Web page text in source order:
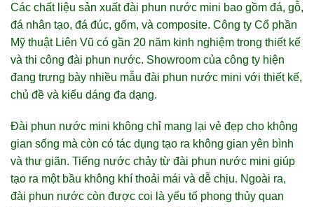
Các chất liệu sản xuất đài phun nước mini bao gồm đá, gỗ,
đá nhân tạo, đá đúc, gốm, và composite. Công ty Cổ phần
Mỹ thuật Liên Vũ có gần 20 năm kinh nghiệm trong thiết kế
và thi công đài phun nước. Showroom của công ty hiện
đang trưng bày nhiều mẫu đài phun nước mini với thiết kế,
chủ đề và kiểu dáng đa dạng.
Đài phun nước mini không chỉ mang lại vẻ đẹp cho không
gian sống mà còn có tác dụng tạo ra không gian yên bình
và thư giãn. Tiếng nước chảy từ đài phun nước mini giúp
tạo ra một bầu không khí thoải mái và dễ chịu. Ngoài ra,
đài phun nước còn được coi là yếu tố phong thủy quan